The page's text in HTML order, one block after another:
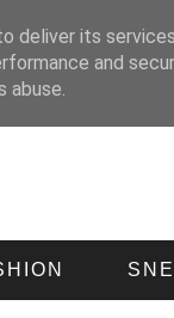
deliver its
and
abuse.